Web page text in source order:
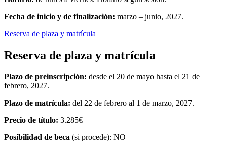
Fecha de inicio y de finalización: marzo – junio, 2027.
Reserva de plaza y matrícula
Reserva de plaza y matrícula
Plazo de preinscripción: desde el 20 de mayo hasta el 21 de
febrero, 2027.
Plazo de matrícula: del 22 de febrero al 1 de marzo, 2027.
Precio de título: 3.285€
Posibilidad de beca (si procede): NO